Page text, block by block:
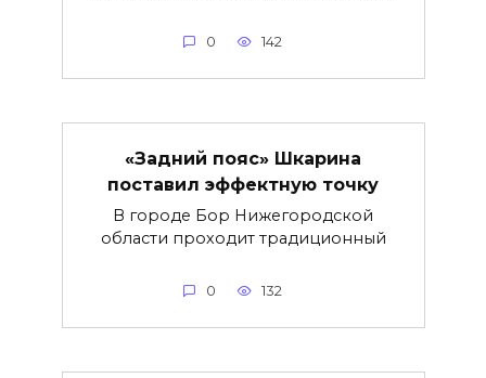
0 142
«Задний пояс» Шкарина
поставил эффектную точку
В городе Бор Нижегородской
области проходит традиционный
0 132